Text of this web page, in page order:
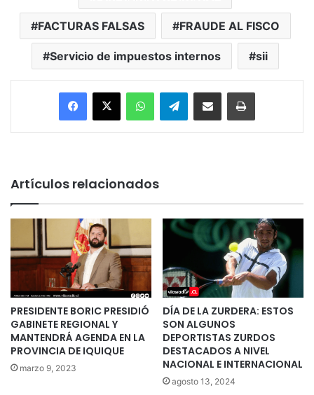
FACTURAS FALSAS FRAUDE AL FISCO
Servicio de impuestos internos sii
Facebook
X WhatsAppTelegramEnviar vía email Imprimir
Artículos relacionados
PRESIDENTE BORIC PRESIDIÓ
GABINETE REGIONAL Y
MANTENDRÁ AGENDA EN LA
PROVINCIA DE IQUIQUE
marzo 9, 2023
DÍA DE LA ZURDERA: ESTOS
SON ALGUNOS
DEPORTISTAS ZURDOS
DESTACADOS A NIVEL
NACIONAL E INTERNACIONAL
agosto 13, 2024